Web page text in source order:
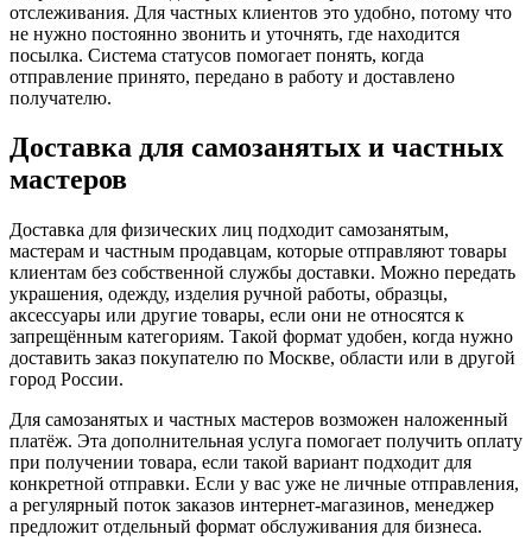
отслеживания. Для частных клиентов это удобно, потому что
не нужно постоянно звонить и уточнять, где находится
посылка. Система статусов помогает понять, когда
отправление принято, передано в работу и доставлено
получателю.
Доставка для самозанятых и частных
мастеров
Доставка для физических лиц подходит самозанятым,
мастерам и частным продавцам, которые отправляют товары
клиентам без собственной службы доставки. Можно передать
украшения, одежду, изделия ручной работы, образцы,
аксессуары или другие товары, если они не относятся к
запрещённым категориям. Такой формат удобен, когда нужно
доставить заказ покупателю по Москве, области или в другой
город России.
Для самозанятых и частных мастеров возможен наложенный
платёж. Эта дополнительная услуга помогает получить оплату
при получении товара, если такой вариант подходит для
конкретной отправки. Если у вас уже не личные отправления,
а регулярный поток заказов интернет-магазинов, менеджер
предложит отдельный формат обслуживания для бизнеса.